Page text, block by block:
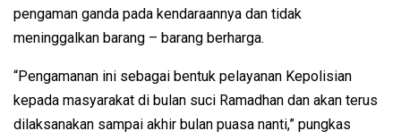
pengaman ganda pada kendaraannya dan tidak
meninggalkan barang – barang berharga.
“Pengamanan ini sebagai bentuk pelayanan Kepolisian
kepada masyarakat di bulan suci Ramadhan dan akan terus
dilaksanakan sampai akhir bulan puasa nanti,” pungkas